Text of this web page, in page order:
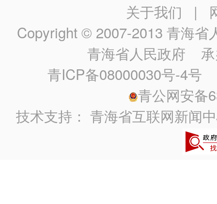
关于我们 |
Copyright © 2007-2013 青海省
青海省人民政府 承
青ICP备08000030号-4号
青公网安备
技术支持：青海省互联网新闻